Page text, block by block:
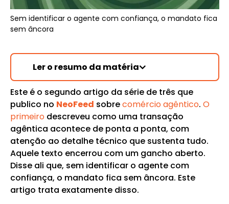
Sem identificar o agente com confiança, o mandato fica
sem âncora
Ler o resumo da matéria
Este é o segundo artigo da série de três que
publico no NeoFeed sobrecomércio agêntico. O
primeirodescreveu como uma transação
agêntica acontece de ponta a ponta, com
atenção ao detalhe técnico que sustenta tudo.
Aquele texto encerrou com um gancho aberto.
Disse ali que, sem identificar o agente com
confiança, o mandato fica sem âncora. Este
artigo trata exatamente disso.